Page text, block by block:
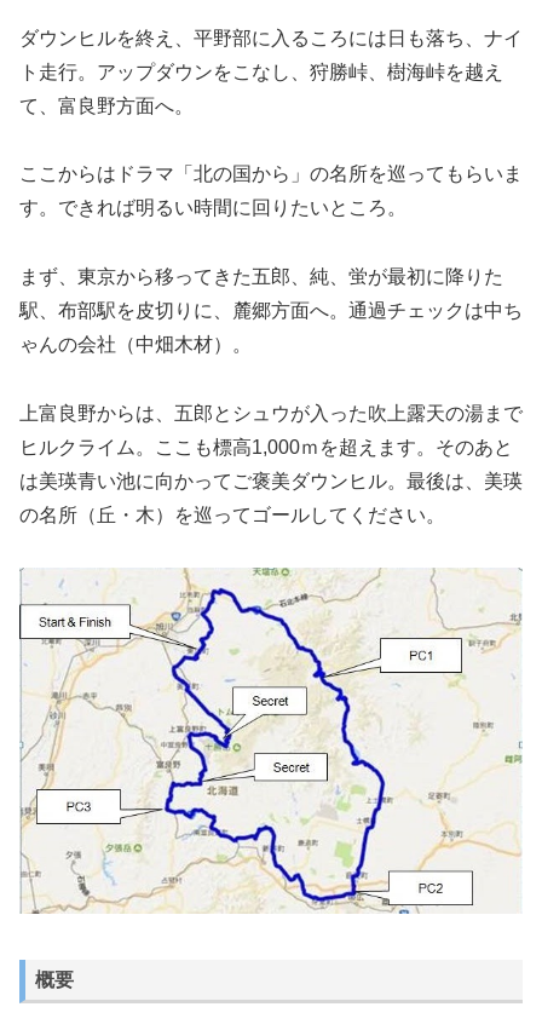
ダウンヒルを終え、平野部に入るころには日も落ち、ナイ
ト走行。アップダウンをこなし、狩勝峠、樹海峠を越え
て、富良野方面へ。
ここからはドラマ「北の国から」の名所を巡ってもらいま
す。できれば明るい時間に回りたいところ。
まず、東京から移ってきた五郎、純、蛍が最初に降りた
駅、布部駅を皮切りに、麓郷方面へ。通過チェックは中ち
ゃんの会社（中畑木材）。
上富良野からは、五郎とシュウが入った吹上露天の湯まで
ヒルクライム。ここも標高1,000ｍを超えます。そのあと
は美瑛青い池に向かってご褒美ダウンヒル。最後は、美瑛
の名所（丘・木）を巡ってゴールしてください。
概要